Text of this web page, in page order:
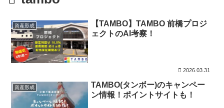
資産形成
【TAMBO】TAMBO 前橋プロジ
ェクトのAI考察！
2026.03.31
資産形成
TAMBO(タンボー)のキャンペー
ン情報！ポイントサイトも！